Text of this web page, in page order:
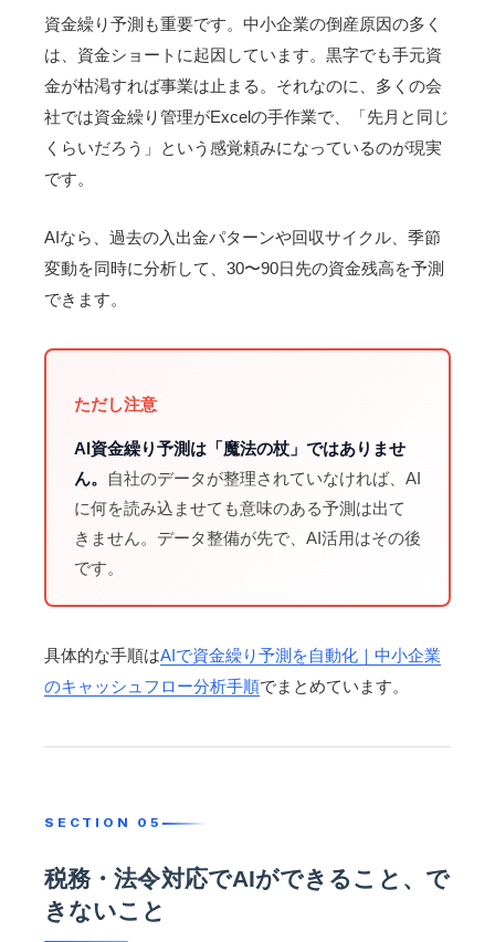
資金繰り予測も重要です。中小企業の倒産原因の多く
は、資金ショートに起因しています。黒字でも手元資
金が枯渇すれば事業は止まる。それなのに、多くの会
社では資金繰り管理がExcelの手作業で、「先月と同じ
くらいだろう」という感覚頼みになっているのが現実
です。
AIなら、過去の入出金パターンや回収サイクル、季節
変動を同時に分析して、30〜90日先の資金残高を予測
できます。
ただし注意
AI資金繰り予測は「魔法の杖」ではありませ
ん。
自社のデータが整理されていなければ、AI
に何を読み込ませても意味のある予測は出て
きません。データ整備が先で、AI活用はその後
です。
具体的な手順はAIで資金繰り予測を自動化｜中小企業
のキャッシュフロー分析手順でまとめています。
税務・法令対応でAIができること、で
きないこと